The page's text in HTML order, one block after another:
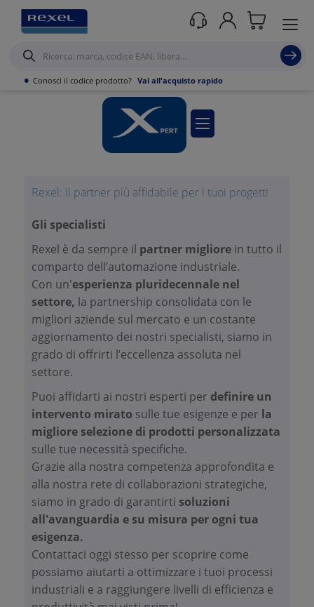
• Conosci il codice prodotto? Vai all'acquisto rapido
Prodotti / Xpertise: Industry e Automation
Xpertise: Industry e
Automation
Rexel: il partner più affidabile per i tuoi progetti
Gli specialisti
Rexel è da sempre il partner migliore in tutto il
comparto dell’automazione industriale.
Con un'esperienza pluridecennale nel
settore, la partnership consolidata con le
migliori aziende sul mercato e un costante
aggiornamento dei nostri specialisti, siamo in
grado di offrirti l’eccellenza assoluta nel
settore.
Puoi affidarti ai nostri esperti per definire un
intervento mirato sulle tue esigenze e per la
migliore selezione di prodotti personalizzata
sulle tue necessità specifiche.
Grazie alla nostra competenza approfondita e
alla nostra rete di collaborazioni strategiche,
siamo in grado di garantirti soluzioni
all'avanguardia e su misura per ogni tua
esigenza.
Contattaci oggi stesso per scoprire come
possiamo aiutarti a ottimizzare i tuoi processi
industriali e a raggiungere livelli di efficienza e